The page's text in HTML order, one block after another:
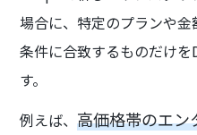
場合に、特定のプランや
条件に合致するものだけ
す。
例えば、高価格帯のエン